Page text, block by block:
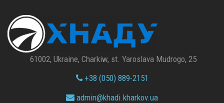
61002, Ukraine, Charkiw, st. Yaroslava Mudrogo, 25
+38 (050) 889-2151
admin@khadi.kharkov.ua